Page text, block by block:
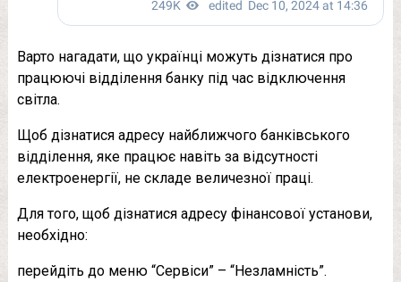
Варто нагадати, що українці можуть дізнатися про
працюючі відділення банку під час відключення
світла.
Щоб дізнатися адресу найближчого банківського
відділення, яке працює навіть за відсутності
електроенергії, не складе величезної праці.
Для того, щоб дізнатися адресу фінансової установи,
необхідно:
перейдіть до меню “Сервіси” – “Незламність”.